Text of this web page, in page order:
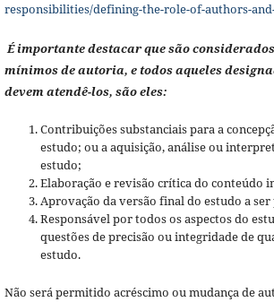
responsibilities/defining-the-role-of-authors-
É importante destacar que são
mínimos de autoria, e todos aqueles
devem atendê-los, são eles:
Contribuições substanciais para a
estudo; ou a aquisição, análise ou
estudo;
Elaboração e revisão crítica do conteúdo
Aprovação da versão final do estudo a
Responsável por todos os aspectos do
questões de precisão ou integridade de
estudo.
Não será permitido acréscimo ou mudança de